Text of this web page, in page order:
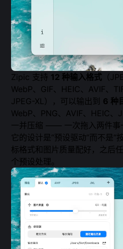
Zipic 支持 12 种输入格式 （
WebP、GIF、HEIC、AVIF、
JPEG-XL），可以输出到 6 种
WebP、PNG、AVIF、HEIC、
一并压缩 —— 一次拖入两件事
它的设计是“预设驱动”而不是“
标格式和图片质量配好，之后
个预设处理。